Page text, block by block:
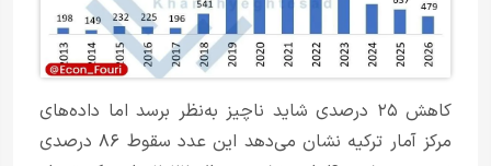
کاهش ۲۵ درصدی شاید ناچیز به‌نظر برسد اما داده‌های
مرکز آمار ترکیه نشان می‌دهد این عدد سقوط ۸۶ درصدی